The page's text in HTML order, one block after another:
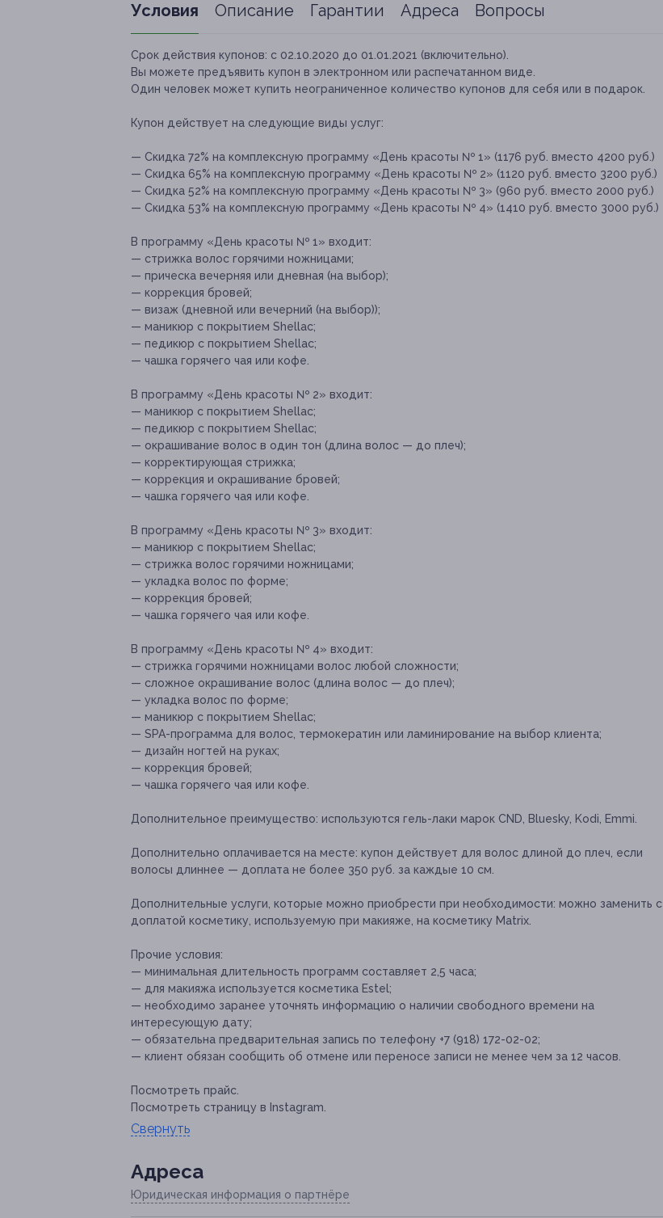
Условия Описание Гарантии Адреса Вопросы
Срок действия купонов: с 02.10.2020 до 01.01.2021 (включительно).
Вы можете предъявить купон в электронном или распечатанном виде.
Один человек может купить неограниченное количество купонов для себя или в подарок.
Купон действует на следующие виды услуг:
— Скидка 72% на комплексную программу «День красоты № 1» (1176 руб. вместо 4200 руб.)
— Скидка 65% на комплексную программу «День красоты № 2» (1120 руб. вместо 3200 руб.)
— Скидка 52% на комплексную программу «День красоты № 3» (960 руб. вместо 2000 руб.)
— Скидка 53% на комплексную программу «День красоты № 4» (1410 руб. вместо 3000 руб.)
В программу «День красоты № 1» входит:
— стрижка волос горячими ножницами;
— прическа вечерняя или дневная (на выбор);
— коррекция бровей;
— визаж (дневной или вечерний (на выбор));
— маникюр с покрытием Shellac;
— педикюр с покрытием Shellac;
— чашка горячего чая или кофе.
В программу «День красоты № 2» входит:
— маникюр с покрытием Shellac;
— педикюр с покрытием Shellac;
— окрашивание волос в один тон (длина волос — до плеч);
— корректирующая стрижка;
— коррекция и окрашивание бровей;
— чашка горячего чая или кофе.
В программу «День красоты № 3» входит:
— маникюр с покрытием Shellac;
— стрижка волос горячими ножницами;
— укладка волос по форме;
— коррекция бровей;
— чашка горячего чая или кофе.
В программу «День красоты № 4» входит:
— стрижка горячими ножницами волос любой сложности;
— сложное окрашивание волос (длина волос — до плеч);
— укладка волос по форме;
— маникюр с покрытием Shellac;
— SPA-программа для волос, термокератин или ламинирование на выбор клиента;
— дизайн ногтей на руках;
— коррекция бровей;
— чашка горячего чая или кофе.
Дополнительное преимущество: используются гель-лаки марок CND, Bluesky, Kodi, Emmi.
Дополнительно оплачивается на месте: купон действует для волос длиной до плеч, если
волосы длиннее — доплата не более 350 руб. за каждые 10 см.
Дополнительные услуги, которые можно приобрести при необходимости: можно заменить с
доплатой косметику, используемую при макияже, на косметику Matrix.
Прочие условия:
— минимальная длительность программ составляет 2,5 часа;
— для макияжа используется косметика Estel;
— необходимо заранее уточнять информацию о наличии свободного времени на
интересующую дату;
— обязательна предварительная запись по телефону +7 (918) 172-02-02;
— клиент обязан сообщить об отмене или переносе записи не менее чем за 12 часов.
Посмотреть прайс.
Посмотреть страницу в Instagram.
Свернуть
Адресa
Юридическая информация о партнёре